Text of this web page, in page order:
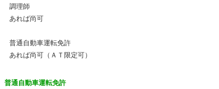
調理師
あれば尚可
普通自動車運転免許
あれば尚可（ＡＴ限定可）
普通自動車運転免許